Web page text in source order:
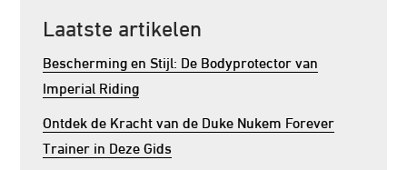
Laatste artikelen
Bescherming en Stijl: De Bodyprotector van
Imperial Riding
Ontdek de Kracht van de Duke Nukem Forever
Trainer in Deze Gids